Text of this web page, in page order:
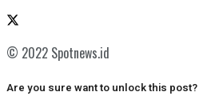
© 2022 Spotnews.id
Are you sure want to unlock this post?